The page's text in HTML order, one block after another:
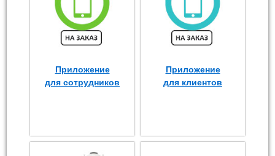
Приложение
для сотрудников
Приложение
для клиентов